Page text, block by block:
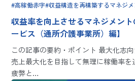
高稼働赤字 収益構造を再構築するマネジ
収益率を向上させるマネジメン
ービス（通所介護事業所）編】
この記事の要約・ポイント 最大化志
売上最大化を目指して無理に稼働率
疲弊と…